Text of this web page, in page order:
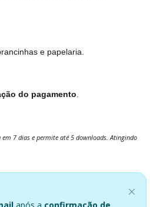
e papelaria.
do pagamento.
7 dias e permite até 5 downloads. Atingindo